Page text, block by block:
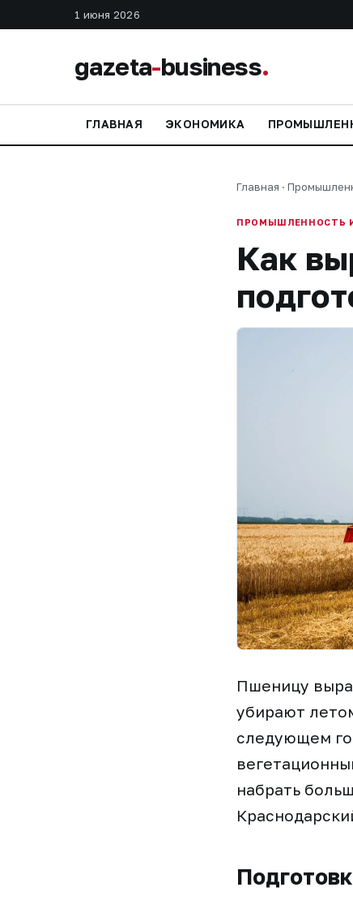
1 июня 2026
gazeta-business.
ГЛАВНАЯ ЭКОНОМИКА
Главная ·
ПРОМЫШЛЕННОСТЬ
Как
Пшеницу
убирают
следующем
набрать